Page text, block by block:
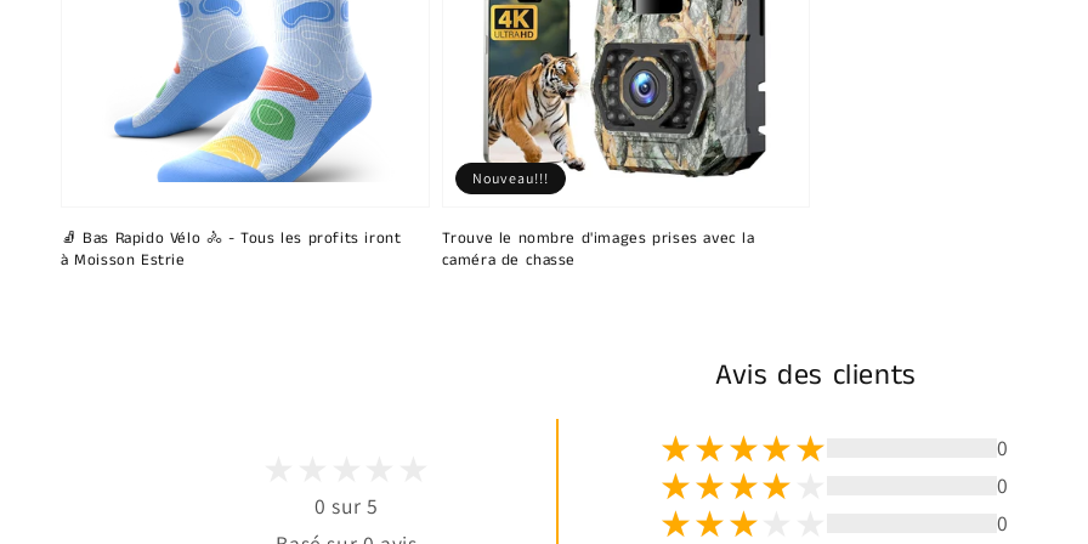
🧦 Bas Rapido Vélo 🚴 - Tous les profits iront
à Moisson Estrie
Trouve le nombre d'images prises avec la
caméra de chasse
Nouveau!!!
Avis des clients
0 sur 5
0
0
0